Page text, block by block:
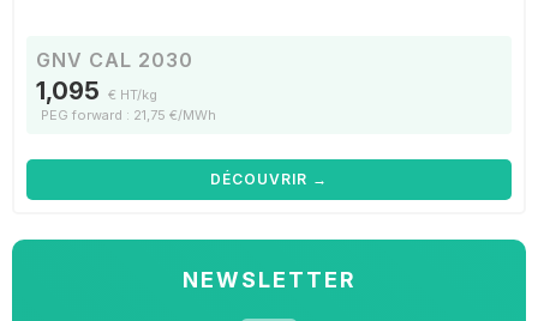
GNV CAL 2030
1,095 € HT/kg
PEG forward : 21,75 €/MWh
DÉCOUVRIR →
NEWSLETTER